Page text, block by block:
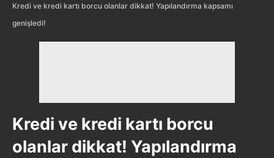
Kredi ve kredi kartı borcu olanlar dikkat! Yapılandırma kapsamı
genişledi!
Kredi ve kredi kartı borcu
olanlar dikkat! Yapılandırma